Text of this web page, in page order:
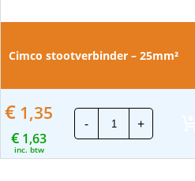
Cimco stootverbinder – 25mm²
€ 1,35
€ 1,63
inc. btw
-
Cimco
stootverbinder
-
aantal
+